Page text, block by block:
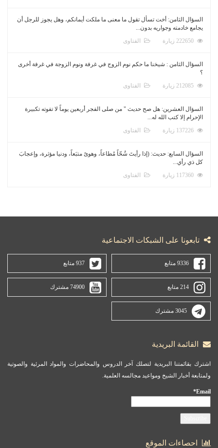
السؤال الثامن: أخت تسأل تقول ما معنى ما ملكت أيمانكم، وهل يجوز للرجل أن
يجامع خادمته وجواريه بدون...
الفتاوى
السؤال الثامن : شيخنا ما حكم نوم الزوج في غرفة ونوم الزوجة في غرفة أخرى
؟
الفتاوى
السؤال العشرين: هل صح حديث " من صلى الفجر أربعين يوماً لا تفوته تكبيرة
الإحرام إلا كتب الله له...
الفتاوى
السؤال السابع: حديث: (إذا رأيتَ شُحّاً مُطاعاً، وهوىً متبَعاً، ودنيا مؤثرة، وإعجابَ
كل ذي رأي...
الفتاوى
تابعونا على الشبكات الاجتماعية
9336 متابع 937 متابع
214 متابع 74900 مشترك
3045 مشترك
القائمة البريدية
اشترك بقائمتنا البريدية لتصلك آخر الدروس والمحاضرات والمواد المرئية والصوتية
ولمتابعة أخبار الشيخ ومواعيد مجالسه العلمية.
Email*
احصاءات الموقع